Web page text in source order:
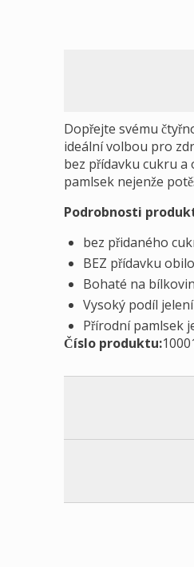
Dopřejte svému
ideální volbou pro
bez přídavku cukru
pamlsek nejenže
Podrobnosti
bez přidaného
BEZ přídavku
Bohaté na
Vysoký podíl
Přírodní pamlsek
Číslo produktu: